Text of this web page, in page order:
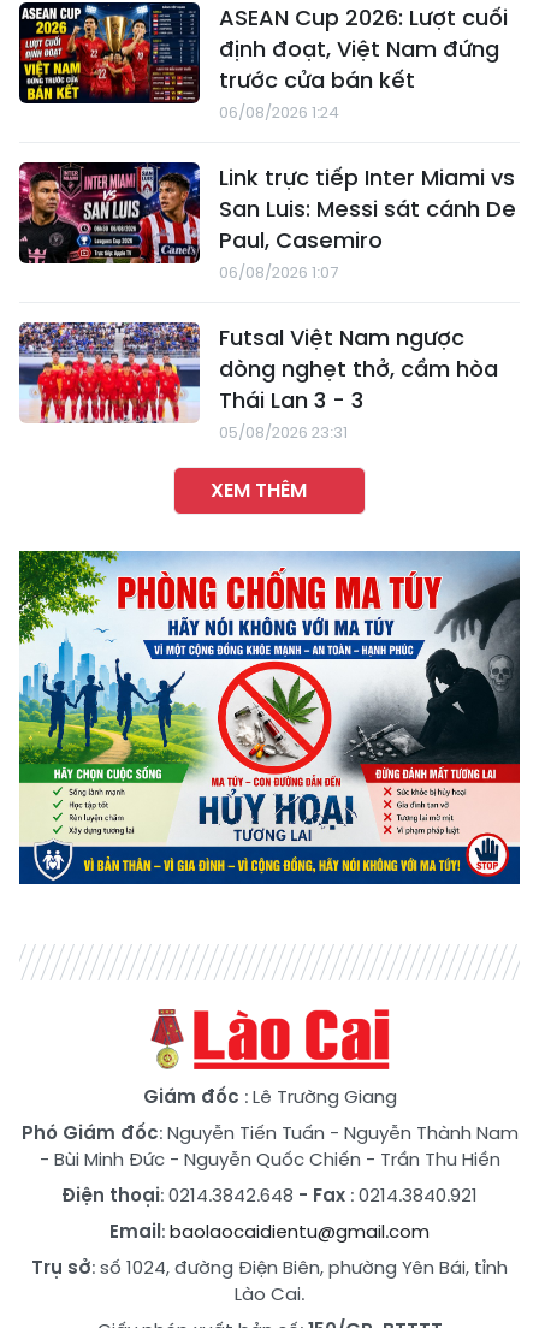
ASEAN Cup 2026: Lượt cuối
định đoạt, Việt Nam đứng
trước cửa bán kết
06/08/2026 1:24
Link trực tiếp Inter Miami vs
San Luis: Messi sát cánh De
Paul, Casemiro
06/08/2026 1:07
Futsal Việt Nam ngược
dòng nghẹt thở, cầm hòa
Thái Lan 3 - 3
05/08/2026 23:31
XEM THÊM
Giám đốc : Lê Trường Giang
Phó Giám đốc:Nguyễn Tiến Tuấn - Nguyễn Thành Nam
- Bùi Minh Đức- Nguyễn Quốc Chiến - Trần Thu Hiền
Điện thoại: 0214.3842.648 - Fax : 0214.3840.921
Email:baolaocaidientu@gmail.com
Trụ sở: số 1024, đường Điện Biên, phường Yên Bái, tỉnh
Lào Cai.